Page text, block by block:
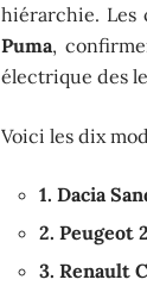
hiérarchie. Les
Puma,
électrique des
Voici les dix
1. Dacia
2. Peugeot
3. Renault